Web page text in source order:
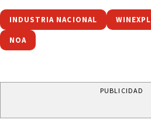
INDUSTRIA NACIONAL
NOA
PUBLICIDAD